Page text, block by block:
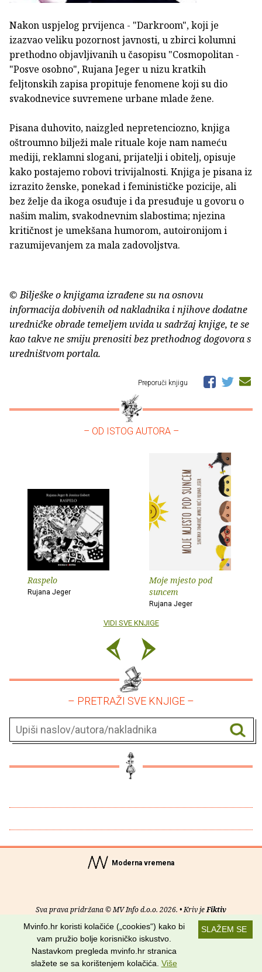
Nakon uspjelog prvijenca - "Darkroom", koji je
izazvao veliku pozornost javnosti, u zbirci kolumni
prethodno objavljivanih u časopisu "Cosmopolitan -
"Posve osobno", Rujana Jeger u nizu kratkih
feljtonskih zapisa propituje fenomene koji su dio
svakodnevice suvremene urbane mlade žene.
Pisana duhovito, naizgled nepretenciozno, knjiga
oštroumno bilježi male rituale koje nam nameću
mediji, reklamni slogani, prijatelji i obitelj, opisuje
kako postajemo robovi trivijalnosti. Knjiga je pisana iz
izrazito ženske, ponekad i feminističke pozicije, ali
bez želje da ikoga osuđuje i da presuđuje u govoru o
našim malim, svakodnevnim slabostima; njezina
kritičnost je umekšana humorom, autoironijom i
razumijevanjem za mala zadovoljstva.
© Bilješke o knjigama izrađene su na osnovu
informacija dobivenih od nakladnika i njihove dodatne
uredničke obrade temeljem uvida u sadržaj knjige, te se
kao takve ne smiju prenositi bez prethodnog dogovora s
uredništvom portala.
Preporuči knjigu
– OD ISTOG AUTORA –
Raspelo
Rujana Jeger
Moje mjesto pod
suncem
Rujana Jeger
VIDI SVE KNJIGE
– PRETRAŽI SVE KNJIGE –
Moderna vremena
Sva prava pridržana © MV Info d.o.o. 2026. • Kriv jeFiktiv
Uvjeti korištenja RSS kanali
Potraži nas na:
SLAŽEM SE
Mvinfo.hr koristi kolačiće („cookies“) kako bi
vam pružio bolje korisničko iskustvo.
Nastavkom pregleda mvinfo.hr stranica
slažete se sa korištenjem kolačića. Više